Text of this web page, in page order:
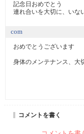
記念日おめでとう
連れ合いを大切に、いな
com
おめでとうございます
身体のメンテナンス、大
コメントを書く